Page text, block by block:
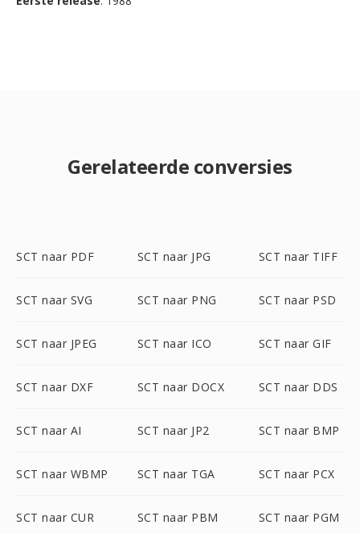
Gerelateerde conversies
SCT naar PDF SCT naar JPG SCT naar TIFF
SCT naar SVG SCT naar PNG SCT naar PSD
SCT naar JPEG SCT naar ICO SCT naar GIF
SCT naar DXF SCT naar DOCX SCT naar DDS
SCT naar AI SCT naar JP2 SCT naar BMP
SCT naar WBMP SCT naar TGA SCT naar PCX
SCT naar CUR SCT naar PBM SCT naar PGM